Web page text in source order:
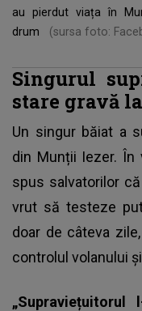
au pierdut viața în
drum
(sursa foto:
Singurul
stare gravă
Un singur băiat a
din Munții Iezer. În
spus salvatorilor
vrut să testeze
doar de câteva
controlul volanului